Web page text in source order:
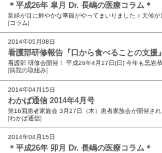
＊平成26年 皐月 Dr. 長嶋の医療コラム＊
[コラム]
2014年05月08日
看護部研修報告『口から食べることの支援』
[病院の取組み]
2014年04月15日
わかば通信 2014年4月号
[わかば通信]
2014年04月15日
＊平成26年 卯月 Dr. 長嶋の医療コラム＊